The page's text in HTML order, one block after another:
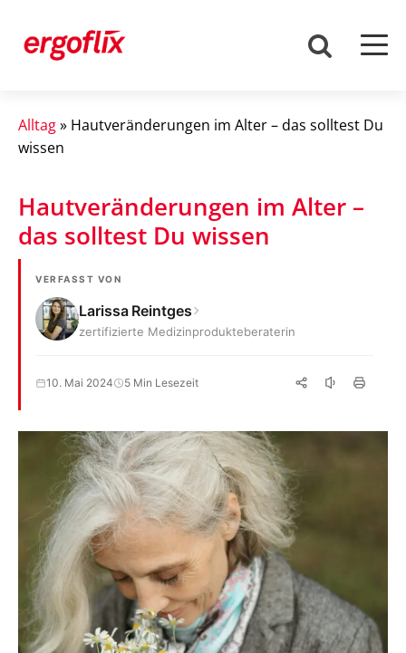
Alltag» Hautveränderungen im Alter – das solltest Du
wissen
Hautveränderungen im Alter –
das solltest Du wissen
VERFASST VON
Larissa Reintges
zertifizierte Medizinprodukteberaterin
10. Mai 2024 5 Min Lesezeit